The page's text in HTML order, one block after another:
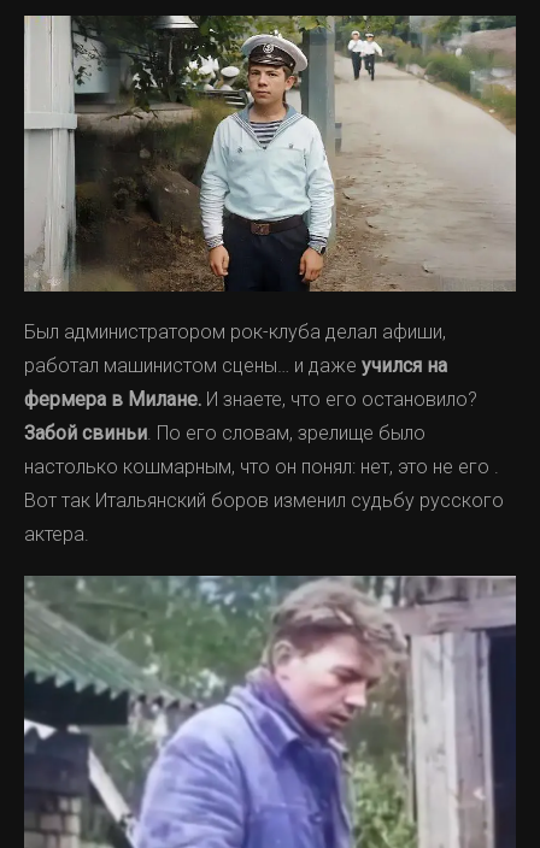
Был администратором рок-клуба делал афиши,
работал машинистом сцены… и даже учился на
фермера в Милане. И знаете, что его остановило?
Забой свиньи. По его словам, зрелище было
настолько кошмарным, что он понял: нет, это не его .
Вот так Итальянский боров изменил судьбу русского
актера.